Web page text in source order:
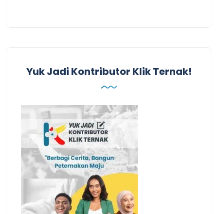
Yuk Jadi Kontributor Klik Ternak!